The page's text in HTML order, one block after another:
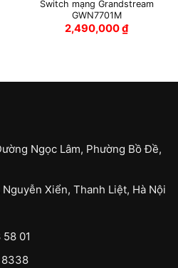
Switch mạng Grandstream
GWN7701M
2,490,000₫
Ngọc Lâm, Phường Bồ Đề,
Nguyễn Xiển, Thanh Liệt, Hà Nội
58 01